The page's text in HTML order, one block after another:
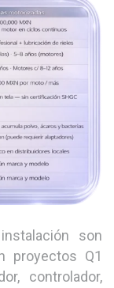
son
proyectos Q1
controlador,